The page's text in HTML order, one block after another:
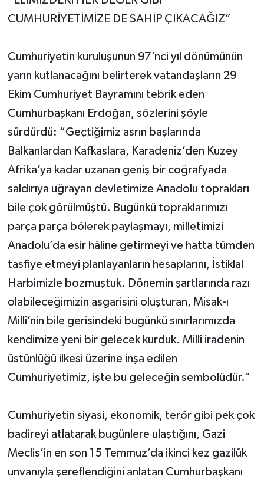
CUMHURİYETİMİZE DE SAHİP ÇIKACAĞIZ”
Cumhuriyetin kuruluşunun 97’nci yıl dönümünün
yarın kutlanacağını belirterek vatandaşların 29
Ekim Cumhuriyet Bayramını tebrik eden
Cumhurbaşkanı Erdoğan, sözlerini şöyle
sürdürdü: “Geçtiğimiz asrın başlarında
Balkanlardan Kafkaslara, Karadeniz’den Kuzey
Afrika’ya kadar uzanan geniş bir coğrafyada
saldırıya uğrayan devletimize Anadolu toprakları
bile çok görülmüştü. Bugünkü topraklarımızı
parça parça bölerek paylaşmayı, milletimizi
Anadolu’da esir hâline getirmeyi ve hatta tümden
tasfiye etmeyi planlayanların hesaplarını, İstiklal
Harbimizle bozmuştuk. Dönemin şartlarında razı
olabileceğimizin asgarisini oluşturan, Misak-ı
Millî’nin bile gerisindeki bugünkü sınırlarımızda
kendimize yeni bir gelecek kurduk. Millî iradenin
üstünlüğü ilkesi üzerine inşa edilen
Cumhuriyetimiz, işte bu geleceğin sembolüdür.”
Cumhuriyetin siyasi, ekonomik, terör gibi pek çok
badireyi atlatarak bugünlere ulaştığını, Gazi
Meclis’in en son 15 Temmuz’da ikinci kez gazilük
unvanıyla şereflendiğini anlatan Cumhurbaşkanı